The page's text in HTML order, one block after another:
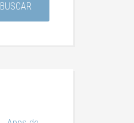
BUSCAR